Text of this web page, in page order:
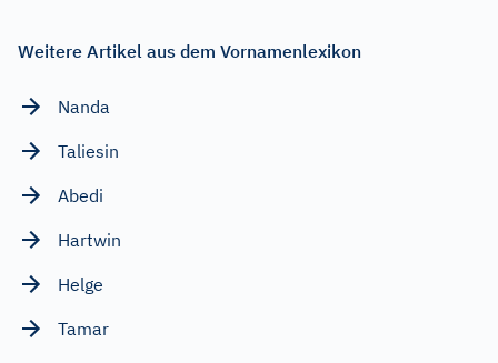
Weitere Artikel aus dem Vornamenlexikon
Nanda
Taliesin
Abedi
Hartwin
Helge
Tamar